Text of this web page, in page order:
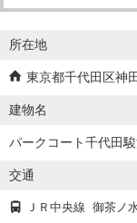
所在地
東京都千代田区神
建物名
パークコート千代田
交通
ＪＲ中央線 御茶ノ